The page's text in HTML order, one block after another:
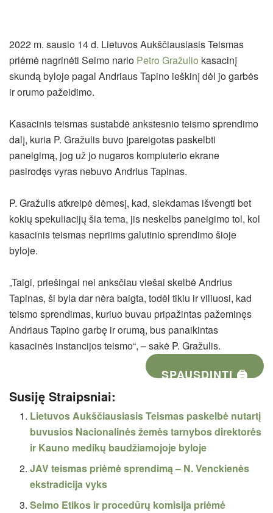
2022 m. sausio 14 d. Lietuvos Aukščiausiasis Teismas
priėmė nagrinėti Seimo nario Petro Gražulio kasacinį
skundą byloje pagal Andriaus Tapino ieškinį dėl jo garbės
ir orumo pažeidimo.
Kasacinis teismas sustabdė ankstesnio teismo sprendimo
dalį, kuria P. Gražulis buvo įpareigotas paskelbti
paneigimą, jog už jo nugaros kompiuterio ekrane
pasirodęs vyras nebuvo Andrius Tapinas.
P. Gražulis atkreipė dėmesį, kad, siekdamas išvengti bet
kokių spekuliacijų šia tema, jis neskelbs paneigimo tol, kol
kasacinis teismas nepriims galutinio sprendimo šioje
byloje.
„Taigi, priešingai nei anksčiau viešai skelbė Andrius
Tapinas, ši byla dar nėra baigta, todėl tikiu ir viliuosi, kad
teismo sprendimas, kuriuo buvau pripažintas pažeminęs
Andriaus Tapino garbę ir orumą, bus panaikintas
kasacinės instancijos teismo“, – sakė P. Gražulis.
SPAUSDINTI 🖨
Susiję Straipsniai:
Lietuvos Aukščiausiasis Teismas paskelbė nutartį
buvusios Nacionalinės žemės tarnybos direktorės
ir Kauno medikų baudžiamojoje byloje
JAV teismas priėmė sprendimą – N. Venckienės
ekstradicija vyks
Seimo Etikos ir procedūrų komisija priėmė